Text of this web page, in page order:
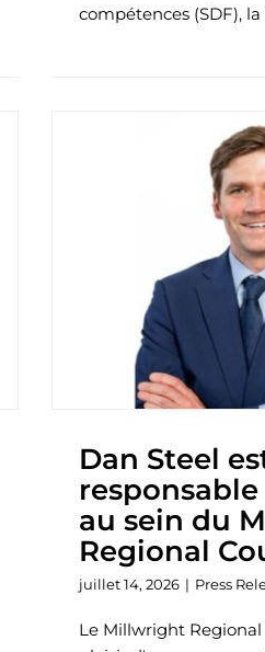
compétences (SDF), la
Dan Steel
au sein du
Regional
juillet 14, 2026 | Press
Le Millwright Regional